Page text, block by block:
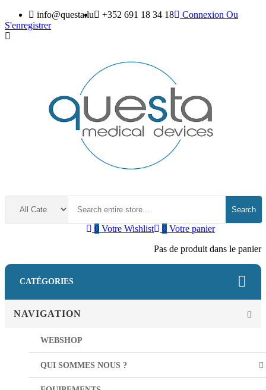
info@questa.lu +352 691 18 34 18 Connexion Ou
S'enregistrer
Search
0 Votre panier
Pas de produit dans le panier
0 Votre Wishlist
CATÉGORIES
NAVIGATION
WEBSHOP
QUI SOMMES NOUS ?